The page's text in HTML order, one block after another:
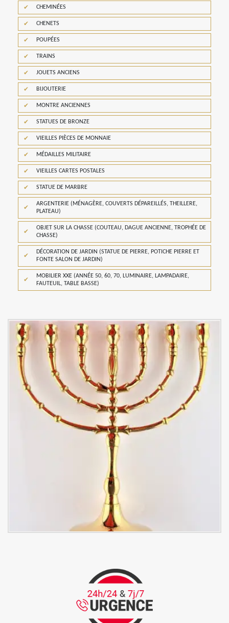
CHEMINÉES
CHENETS
POUPÉES
TRAINS
JOUETS ANCIENS
BIJOUTERIE
MONTRE ANCIENNES
STATUES DE BRONZE
VIEILLES PIÈCES DE MONNAIE
MÉDAILLES MILITAIRE
VIEILLES CARTES POSTALES
STATUE DE MARBRE
ARGENTERIE (MÉNAGÈRE, COUVERTS DÉPAREILLÉS, THEILLERE,
PLATEAU)
OBJET SUR LA CHASSE (COUTEAU, DAGUE ANCIENNE, TROPHÉE DE
CHASSE)
DÉCORATION DE JARDIN (STATUE DE PIERRE, POTICHE PIERRE ET
FONTE SALON DE JARDIN)
MOBILIER XXE (ANNÉE 50, 60, 70, LUMINAIRE, LAMPADAIRE,
FAUTEUIL, TABLE BASSE)